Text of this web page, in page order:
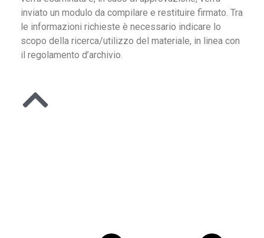
inviato un modulo da compilare e restituire firmato. Tra
le informazioni richieste è necessario indicare lo
scopo della ricerca/utilizzo del materiale, in linea con
il regolamento d’archivio.